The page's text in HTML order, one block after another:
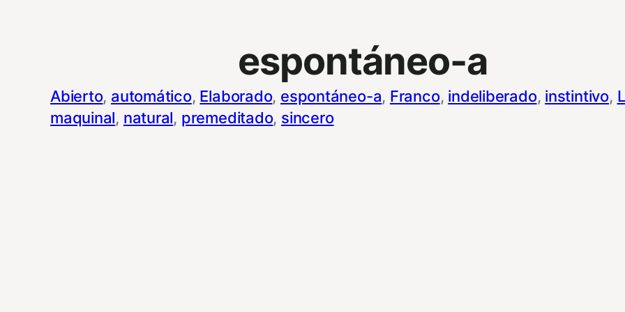
espontáneo-a
Abierto, automático, Elaborado, espontáneo-a, Franco, indeliberado, instintivo,
maquinal, natural, premeditado, sincero